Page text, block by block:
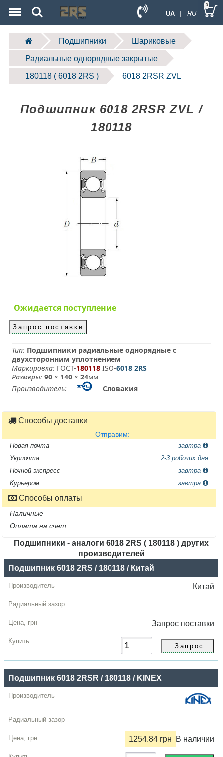
UA | RU
Search 0
Подшипники Шариковые
Радиальные однорядные закрытые
180118 ( 6018 2RS ) 6018 2RSR ZVL
Подшипник 6018 2RSR ZVL /
180118
Ожидается поступление
Запрос поставки
Тип: Подшипники радиальные однорядные с
двухсторонним уплотнением
Маркировка: ГОСТ-180118 ­ ISO-6018 2RS
Размеры: 90 × 140 ×24мм
Производитель:
Словакия
Способы доставки
Отправим:
Новая почта
завтра
Укрпочта
2-3 робочих дня
Ночной экспресс
завтра
Курьером
завтра
Способы оплаты
Наличные
Оплата на счет
Подшипники - аналоги 6018 2RS ( 180118 ) других
производителей
Название
Производитель
Радиальный
грн
Купить
Подшипник 6018 2RS / 180118 / Китай
Китай
Запрос поставки
Подшипник 6018 2RSR / 180118 / KINEX
1254.84 грн В наличии